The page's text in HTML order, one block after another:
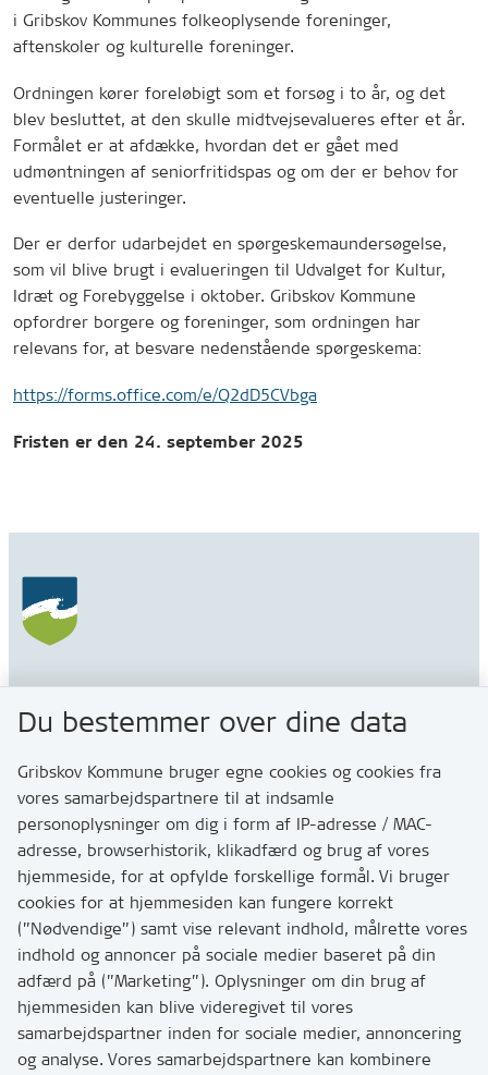
i Gribskov Kommunes folkeoplysende foreninger,
aftenskoler og kulturelle foreninger.
Ordningen kører foreløbigt som et forsøg i to år, og det
blev besluttet, at den skulle midtvejsevalueres efter et år.
Formålet er at afdække, hvordan det er gået med
udmøntningen af seniorfritidspas og om der er behov for
eventuelle justeringer.
Der er derfor udarbejdet en spørgeskemaundersøgelse,
som vil blive brugt i evalueringen til Udvalget for Kultur,
Idræt og Forebyggelse i oktober. Gribskov Kommune
opfordrer borgere og foreninger, som ordningen har
relevans for, at besvare nedenstående spørgeskema:
https://forms.office.com/e/Q2dD5CVbga
Fristen er den 24. september 2025
Gribskov Kommune
3200 Helsinge
Kontakt
Skriv til os via Digital Post
Har du brug for at komme i kontakt med os? Se her
hvordan
Tip os om huller i vejen eller andet
T:7249 6000
Bemærk: vi har mange opkald mellem kl. 10 og 11
Du bestemmer over dine data
Gribskov Kommune bruger egne cookies og cookies fra
vores samarbejdspartnere til at indsamle
personoplysninger om dig i form af IP-adresse / MAC-
adresse, browserhistorik, klikadfærd og brug af vores
hjemmeside, for at opfylde forskellige formål. Vi bruger
cookies for at hjemmesiden kan fungere korrekt
(”Nødvendige”) samt vise relevant indhold, målrette vores
indhold og annoncer på sociale medier baseret på din
adfærd på (”Marketing”). Oplysninger om din brug af
hjemmesiden kan blive videregivet til vores
samarbejdspartner inden for sociale medier, annoncering
og analyse. Vores samarbejdspartnere kan kombinere